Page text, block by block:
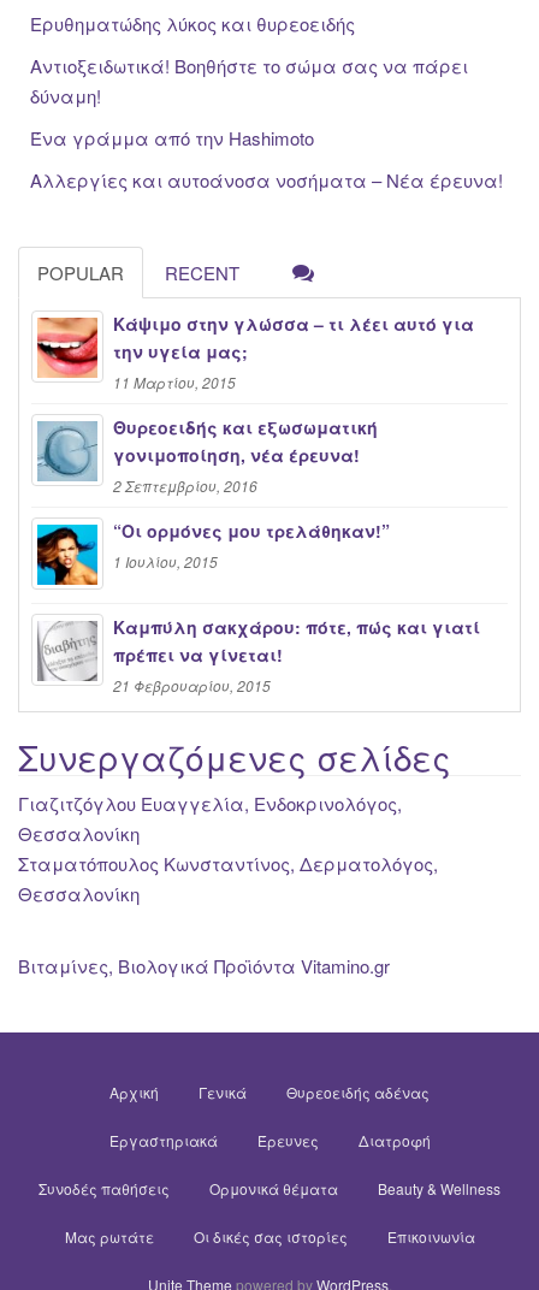
Ερυθηματώδης λύκος και θυρεοειδής
Αντιοξειδωτικά! Βοηθήστε το σώμα σας να πάρει
δύναμη!
Ένα γράμμα από την Hashimoto
Αλλεργίες και αυτοάνοσα νοσήματα – Νέα έρευνα!
POPULAR RECENT
Κάψιμο στην γλώσσα – τι λέει αυτό για
την υγεία μας;
11 Μαρτίου, 2015
Θυρεοειδής και εξωσωματική
γονιμοποίηση, νέα έρευνα!
2 Σεπτεμβρίου, 2016
“Oι ορμόνες μου τρελάθηκαν!”
1 Ιουλίου, 2015
Καμπύλη σακχάρου: πότε, πώς και γιατί
πρέπει να γίνεται!
21 Φεβρουαρίου, 2015
Συνεργαζόμενες σελίδες
Γιαζιτζόγλου Ευαγγελία, Ενδοκρινολόγος,
Θεσσαλονίκη
Σταματόπουλος Κωνσταντίνος, Δερματολόγος,
Θεσσαλονίκη
Βιταμίνες, Βιολογικά Προϊόντα Vitamino.gr
Αρχική Γενικά Θυρεοειδής αδένας
Εργαστηριακά Έρευνες Διατροφή
Συνοδές παθήσεις Ορμονικά θέματα Beauty & Wellness
Μας ρωτάτε Οι δικές σας ιστορίες Επικοινωνία
Unite Theme powered byWordPress.